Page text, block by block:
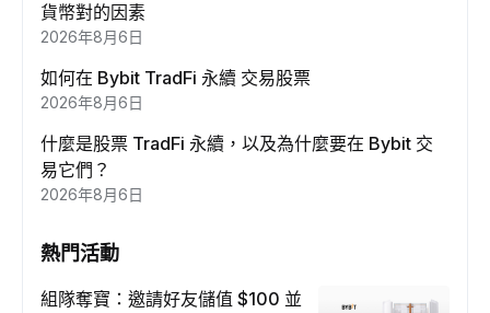
貨幣對的因素
2026年8月6日
如何在 Bybit TradFi 永續 交易股票
2026年8月6日
什麼是股票 TradFi 永續，以及為什麼要在 Bybit 交
易它們？
2026年8月6日
熱門活動
組隊奪寶：邀請好友儲值 $100 並